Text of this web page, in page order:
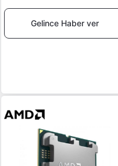
Gelince Haber ver